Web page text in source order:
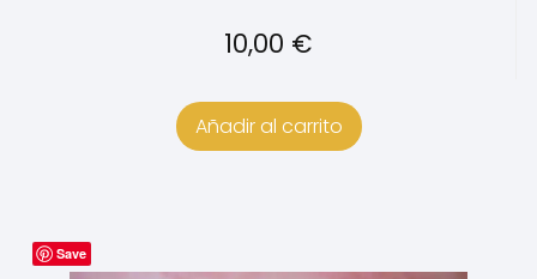
5.00
10,00 €
Añadir al carrito
Save